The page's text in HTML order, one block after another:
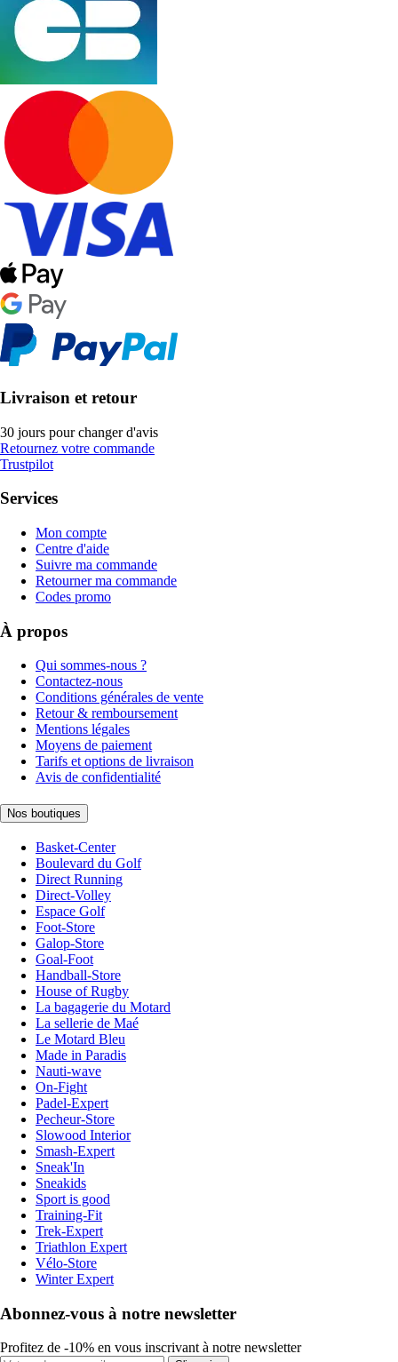
Livraison et retour
30 jours pour changer d'avis
Retournez votre commande
Trustpilot
Services
Mon compte
Centre d'aide
Suivre ma commande
Retourner ma commande
Codes promo
À propos
Qui sommes-nous ?
Contactez-nous
Conditions générales de vente
Retour & remboursement
Mentions légales
Moyens de paiement
Tarifs et options de livraison
Avis de confidentialité
Nos boutiques
Basket-Center
Boulevard du Golf
Direct Running
Direct-Volley
Espace Golf
Foot-Store
Galop-Store
Goal-Foot
Handball-Store
House of Rugby
La bagagerie du Motard
La sellerie de Maé
Le Motard Bleu
Made in Paradis
Nauti-wave
On-Fight
Padel-Expert
Pecheur-Store
Slowood Interior
Smash-Expert
Sneak'In
Sneakids
Sport is good
Training-Fit
Trek-Expert
Triathlon Expert
Vélo-Store
Winter Expert
Abonnez-vous à notre newsletter
Profitez de -10% en vous inscrivant à notre newsletter